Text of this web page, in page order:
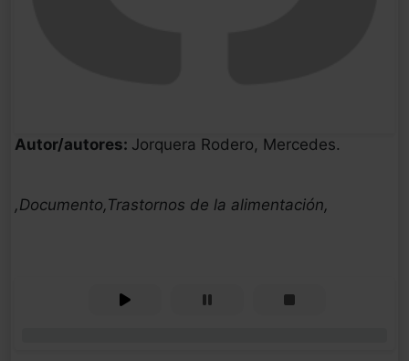
Autor/autores: Jorquera Rodero, Mercedes.
,Documento,Trastornos de la alimentación,